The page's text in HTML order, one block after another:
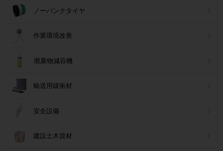
ノーパンクタイヤ
作業環境改善
廃棄物減容機
輸送用緩衝材
安全設備
建設土木資材